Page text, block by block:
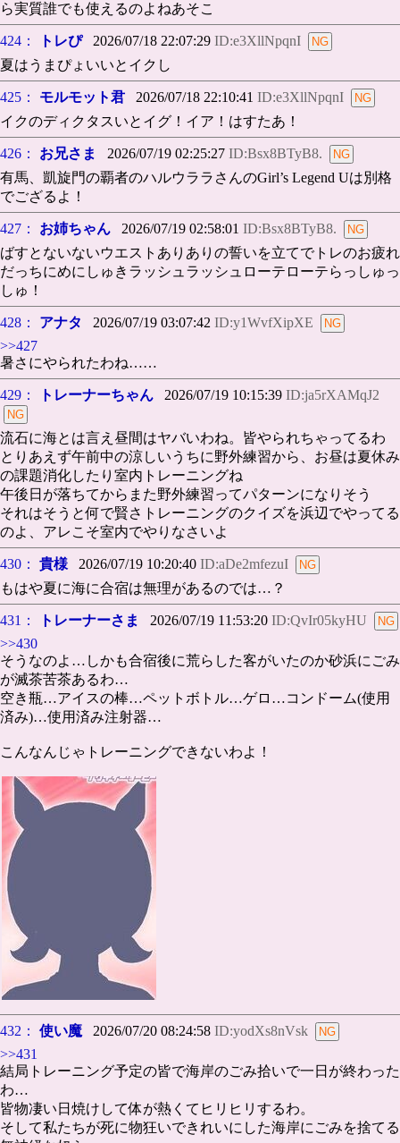
ら実質誰でも使えるのよねあそこ
424： トレぴ2026/07/18 22:07:29 ID:e3XllNpqnI
夏はうまぴょいいとイクし
425： モルモット君 2026/07/18 22:10:41 ID:e3XllNpqnI
イクのディクタスいとイグ！イア！はすたあ！
426： お兄さま 2026/07/19 02:25:27 ID:Bsx8BTyB8.
有馬、凱旋門の覇者のハルウララさんのGirl’s Legend Uは別格
でござるよ！
427： お姉ちゃん 2026/07/19 02:58:01 ID:Bsx8BTyB8.
ばすとないないウエストありありの誓いを立てでトレのお疲れ
だっちにめにしゅきラッシュラッシュローテローテらっしゅっ
しゅ！
428： アナタ 2026/07/19 03:07:42 ID:y1WvfXipXE
>>427
暑さにやられたわね……
429： トレーナーちゃん 2026/07/19 10:15:39 ID:ja5rXAMqJ2
流石に海とは言え昼間はヤバいわね。皆やられちゃってるわ
とりあえず午前中の涼しいうちに野外練習から、お昼は夏休み
の課題消化したり室内トレーニングね
午後日が落ちてからまた野外練習ってパターンになりそう
それはそうと何で賢さトレーニングのクイズを浜辺でやってる
のよ、アレこそ室内でやりなさいよ
430： 貴様 2026/07/19 10:20:40 ID:aDe2mfezuI
もはや夏に海に合宿は無理があるのでは…？
431： トレーナーさま 2026/07/19 11:53:20 ID:QvIr05kyHU
>>430
そうなのよ…しかも合宿後に荒らした客がいたのか砂浜にごみ
が滅茶苦茶あるわ…
空き瓶…アイスの棒…ペットボトル…ゲロ…コンドーム(使用
済み)…使用済み注射器…
こんなんじゃトレーニングできないわよ！
432： 使い魔 2026/07/20 08:24:58 ID:yodXs8nVsk
>>431
結局トレーニング予定の皆で海岸のごみ拾いで一日が終わった
わ…
皆物凄い日焼けして体が熱くてヒリヒリするわ。
そして私たちが死に物狂いできれいにした海岸にごみを捨てる